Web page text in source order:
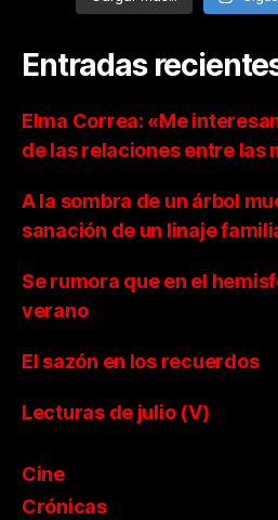
Entradas
Elma Correa: «Me
de las relaciones entre las
A la sombra de un árbol
sanación de un linaje
Se rumora que en el
verano
El sazón en los recuerdos
Lecturas de julio (V)
Cine
Crónicas